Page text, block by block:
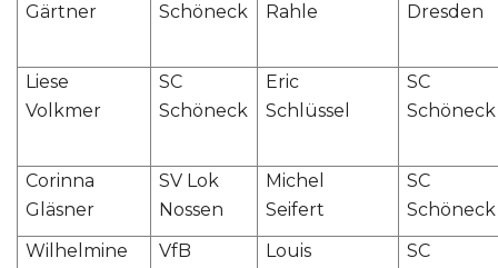
Gärtner
Schöneck
Rahle
Dresden
Liese
Volkmer
SC
Schöneck
Eric
Schlüssel
SC
Schöneck
Corinna
Gläsner
SV Lok
Nossen
Michel
Seifert
SC
Schöneck
Wilhelmine
VfB
Louis
SC